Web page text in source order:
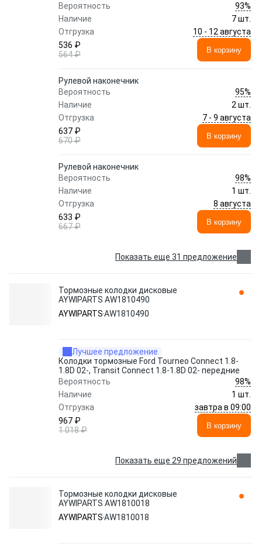
Вероятность
93%
Наличие
7 шт.
Отгрузка
10 - 12 августа
536 ₽
564 ₽
В корзину
Рулевой наконечник
Вероятность
95%
Наличие
2 шт.
Отгрузка
7 - 9 августа
637 ₽
670 ₽
В корзину
Рулевой наконечник
Вероятность
98%
Наличие
1 шт.
Отгрузка
8 августа
633 ₽
667 ₽
В корзину
Показать еще 31 предложение
Тормозные колодки дисковые
AYWIPARTS AW1810490
AYWIPARTSAW1810490
Лучшее предложение
Колодки тормозные Ford Tourneo Connect 1.8-
1.8D 02-, Transit Connect 1.8-1.8D 02- передние
Вероятность
98%
Наличие
1 шт.
Отгрузка
завтра в 09:00
967 ₽
1 018 ₽
В корзину
Показать еще 29 предложений
Тормозные колодки дисковые
AYWIPARTS AW1810018
AYWIPARTSAW1810018